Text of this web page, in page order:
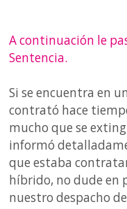
A continuación le
Sentencia.
Si se encuentra en
contrató hace
mucho que se
informó
que estaba
híbrido, no dude en
nuestro despacho de